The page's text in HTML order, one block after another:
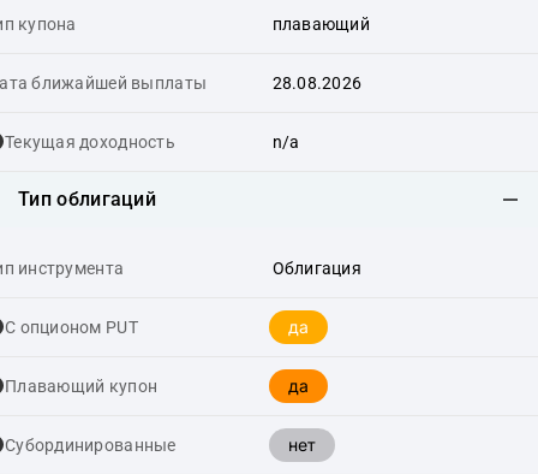
купона плавающий
ближайшей выплаты 28.08.2026
Текущая доходность n/a
Тип облигаций
инструмента Облигация
С опционом PUT да
Плавающий купон да
Cубординированные нет